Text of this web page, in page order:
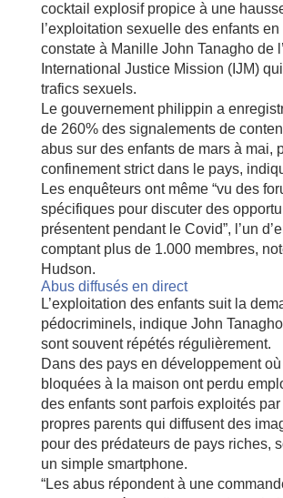
cocktail explosif propice à une
l’exploitation sexuelle des enfants en
constate à Manille John Tanagho de
International Justice Mission (IJM)
trafics sexuels.
Le gouvernement philippin a
de 260% des signalements de
abus sur des enfants de mars à mai,
confinement strict dans le pays,
Les enquêteurs ont même “vu des
spécifiques pour discuter des
présentent pendant le Covid”, l’un
comptant plus de 1.000 membres,
Hudson.
Abus diffusés en direct
L’exploitation des enfants suit la
pédocriminels, indique John
sont souvent répétés régulièrement.
Dans des pays en développement
bloquées à la maison ont perdu
des enfants sont parfois exploités
propres parents qui diffusent des
pour des prédateurs de pays riches,
un simple smartphone.
“Les abus répondent à une